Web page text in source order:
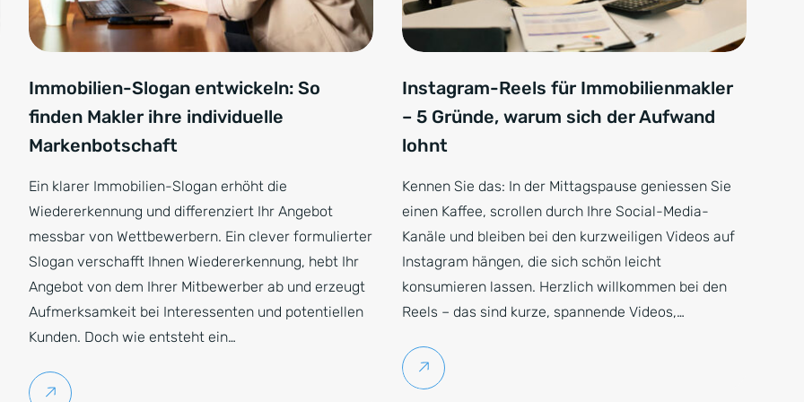
Immobilien-Slogan entwickeln: So
finden Makler ihre individuelle
Markenbotschaft
Ein klarer Immobilien-Slogan erhöht die
Wiedererkennung und differenziert Ihr Angebot
messbar von Wettbewerbern. Ein clever formulierter
Slogan verschafft Ihnen Wiedererkennung, hebt Ihr
Angebot von dem Ihrer Mitbewerber ab und erzeugt
Aufmerksamkeit bei Interessenten und potentiellen
Kunden. Doch wie entsteht ein…
Weiterlesen
Instagram-Reels für Immobilienmakler
– 5 Gründe, warum sich der Aufwand
lohnt
Kennen Sie das: In der Mittagspause geniessen Sie
einen Kaffee, scrollen durch Ihre Social-Media-
Kanäle und bleiben bei den kurzweiligen Videos auf
Instagram hängen, die sich schön leicht
konsumieren lassen. Herzlich willkommen bei den
Reels – das sind kurze, spannende Videos,…
Weiterlesen